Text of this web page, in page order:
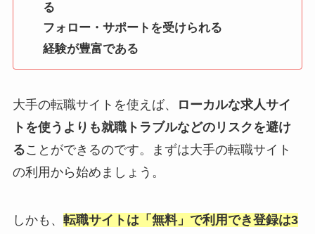
る
フォロー・サポートを受けられる
経験が豊富である
大手の転職サイトを使えば、
ローカルな求人サイ
トを使うよりも就職トラブルなどのリスクを避け
ることができるのです。まずは大手の転職サイト
の利用から始めましょう。
しかも、 転職サイトは「無料」で利用でき登録は3